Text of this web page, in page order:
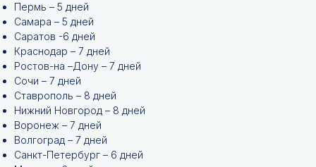
Пермь – 5 дней
Самара – 5 дней
Саратов -6 дней
Краснодар – 7 дней
Ростов-на –Дону – 7 дней
Сочи – 7 дней
Ставрополь – 8 дней
Нижний Новгород – 8 дней
Воронеж – 7 дней
Волгоград – 7 дней
Санкт-Петербург – 6 дней